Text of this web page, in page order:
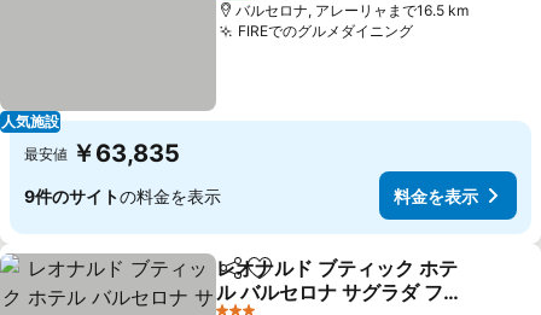
人気施設
バルセロナ, アレーリャまで16.5 km
FIREでのグルメダイニング
最安値 ￥63,835
9件のサイトの料金を表示 料金を表示
シェアお気に入りに追加
レオナルド ブティック ホテ
ル バルセロナ サグラダ ファ